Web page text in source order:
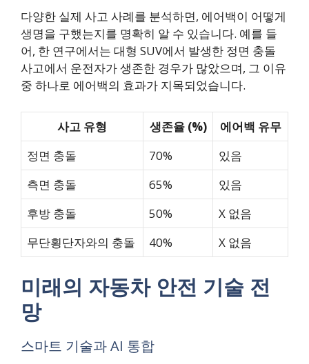
다양한 실제 사고 사례를 분석하면, 에어백이 어떻게
생명을 구했는지를 명확히 알 수 있습니다. 예를 들
어, 한 연구에서는 대형 SUV에서 발생한 정면 충돌
사고에서 운전자가 생존한 경우가 많았으며, 그 이유
중 하나로 에어백의 효과가 지목되었습니다.
사고 유형 생존율 (%)
에어백 유무
정면 충돌
70%
있음
측면 충돌
65%
있음
후방 충돌
50%
X 없음
무단횡단자와의 충돌
40% X 없음
미래의 자동차 안전 기술 전
망
스마트 기술과 AI 통합